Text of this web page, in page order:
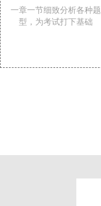
一章一节细致分析各种题
型，为考试打下基础